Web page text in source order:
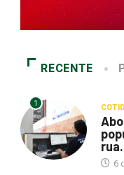
RECENTE
1
6